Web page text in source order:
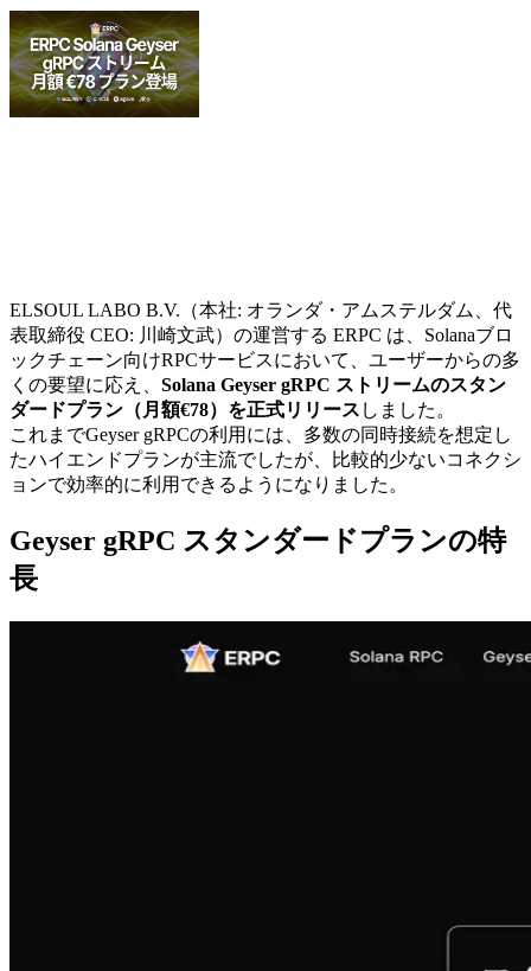
ELSOUL LABO B.V.（本社: オランダ・アムステルダム、代
表取締役 CEO: 川崎文武）の運営する ERPC は、Solanaブロ
ックチェーン向けRPCサービスにおいて、ユーザーからの多
くの要望に応え、 Solana Geyser gRPC ストリームのスタン
ダードプラン（月額€78）を正式リリース しました。
これまでGeyser gRPCの利用には、多数の同時接続を想定し
たハイエンドプランが主流でしたが、比較的少ないコネクシ
ョンで効率的に利用できるようになりました。
Geyser gRPC スタンダードプランの特
長